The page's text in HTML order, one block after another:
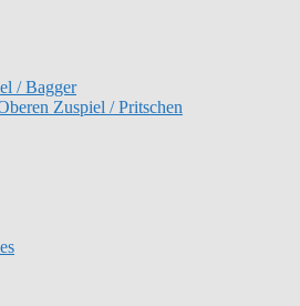
/ Bagger
Zuspiel / Pritschen
purchase